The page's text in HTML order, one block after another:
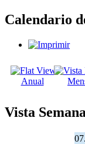
Calendario
Anual
Vista